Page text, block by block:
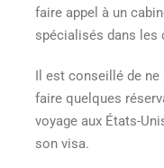
faire appel à un
spécialisés dans les
Il est conseillé de
faire quelques
voyage aux États-
son visa.